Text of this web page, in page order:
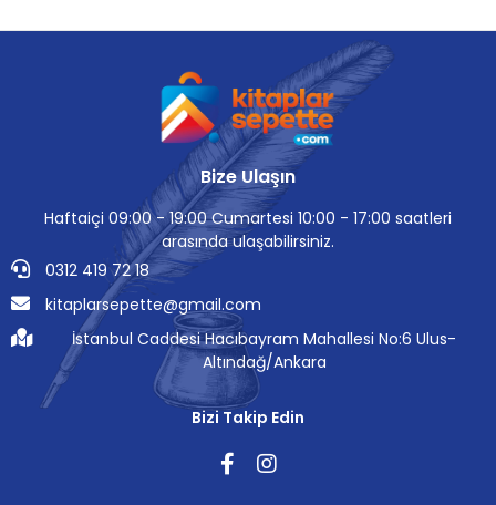
Bize Ulaşın
Haftaiçi 09:00 - 19:00 Cumartesi 10:00 - 17:00 saatleri
arasında ulaşabilirsiniz.
0312 419 72 18
kitaplarsepette@gmail.com
İstanbul Caddesi Hacıbayram Mahallesi No:6 Ulus-
Altındağ/Ankara
Bizi Takip Edin